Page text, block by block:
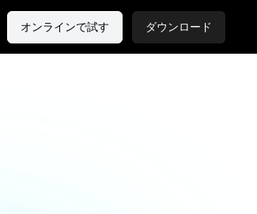
オンラインで試す ダウンロード